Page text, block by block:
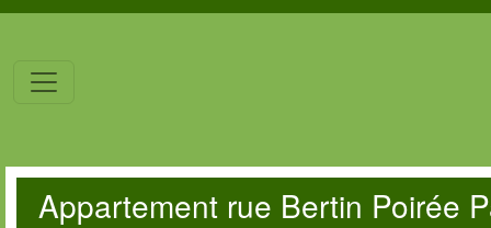
Appartement rue Bertin Poirée